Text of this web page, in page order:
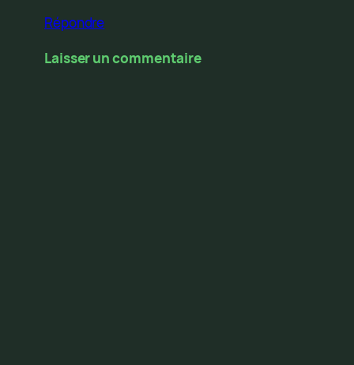
Répondre
Laisser un commentaire